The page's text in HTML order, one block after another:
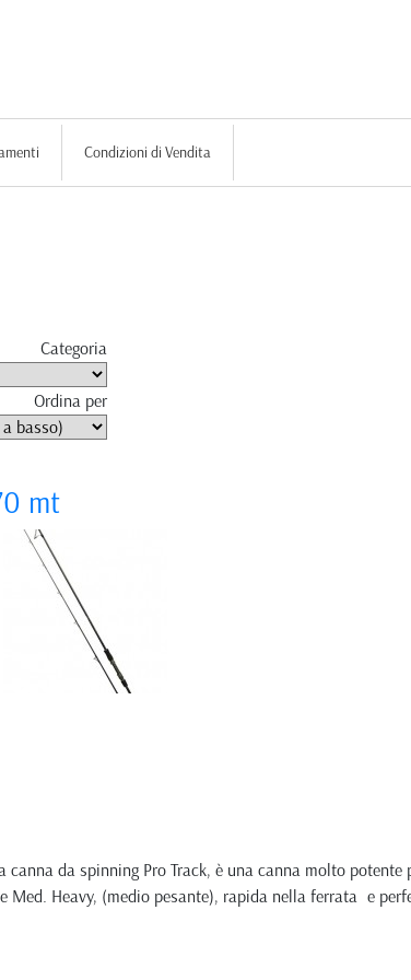
Condizioni di Vendita
Categoria
Ordina per
mt
canna da spinning Pro Track, è una canna molto
Heavy, (medio pesante), rapida nella ferrata e